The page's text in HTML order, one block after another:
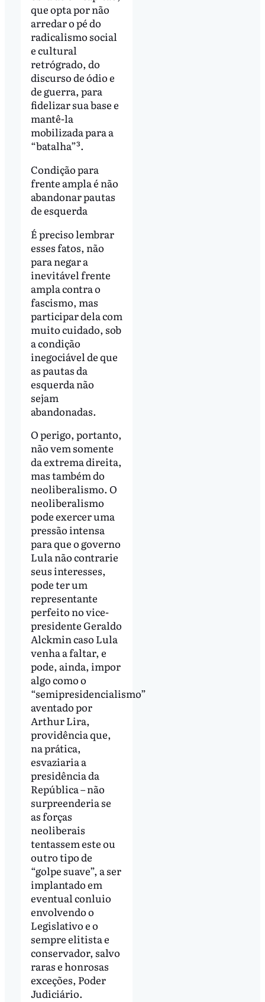
que opta por não
arredar o pé do
radicalismo social
e cultural
retrógrado, do
discurso de ódio e
de guerra, para
fidelizar sua base e
mantê-la
mobilizada para a
“batalha”³.
Condição para
frente ampla é não
abandonar pautas
de esquerda
É preciso lembrar
esses fatos, não
para negar a
inevitável frente
ampla contra o
fascismo, mas
participar dela com
muito cuidado, sob
a condição
inegociável de que
as pautas da
esquerda não
sejam
abandonadas.
O perigo, portanto,
não vem somente
da extrema direita,
mas também do
neoliberalismo. O
neoliberalismo
pode exercer uma
pressão intensa
para que o governo
Lula não contrarie
seus interesses,
pode ter um
representante
perfeito no vice-
presidente Geraldo
Alckmin caso Lula
venha a faltar, e
pode, ainda, impor
algo como o
“semipresidencialismo”
aventado por
Arthur Lira,
providência que,
na prática,
esvaziaria a
presidência da
República – não
surpreenderia se
as forças
neoliberais
tentassem este ou
outro tipo de
“golpe suave”, a ser
implantado em
eventual conluio
envolvendo o
Legislativo e o
sempre elitista e
conservador, salvo
raras e honrosas
exceções, Poder
Judiciário.